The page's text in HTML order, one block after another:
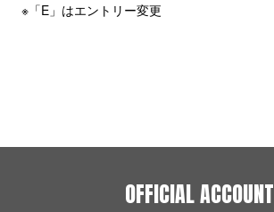
※「E」はエントリー変更
OFFICIAL ACCOUNT